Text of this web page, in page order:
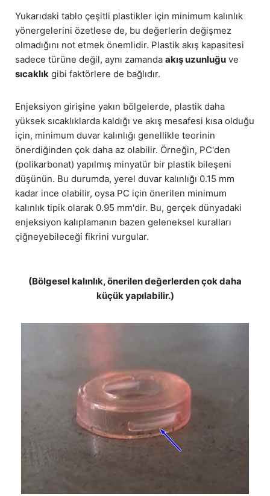
Yukarıdaki tablo çeşitli plastikler için minimum kalınlık
yönergelerini özetlese de, bu değerlerin değişmez
olmadığını not etmek önemlidir. Plastik akış kapasitesi
sadece türüne değil, aynı zamanda akış uzunluğu ve
sıcaklık gibi faktörlere de bağlıdır.
Enjeksiyon girişine yakın bölgelerde, plastik daha
yüksek sıcaklıklarda kaldığı ve akış mesafesi kısa olduğu
için, minimum duvar kalınlığı genellikle teorinin
önerdiğinden çok daha az olabilir. Örneğin, PC'den
(polikarbonat) yapılmış minyatür bir plastik bileşeni
düşünün. Bu durumda, yerel duvar kalınlığı 0.15 mm
kadar ince olabilir, oysa PC için önerilen minimum
kalınlık tipik olarak 0.95 mm'dir. Bu, gerçek dünyadaki
enjeksiyon kalıplamanın bazen geleneksel kuralları
çiğneyebileceği fikrini vurgular.
(Bölgesel kalınlık, önerilen değerlerden çok daha
küçük yapılabilir.)